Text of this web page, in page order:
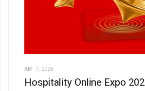
АВГ 7, 2026
Hospitality Online Expo